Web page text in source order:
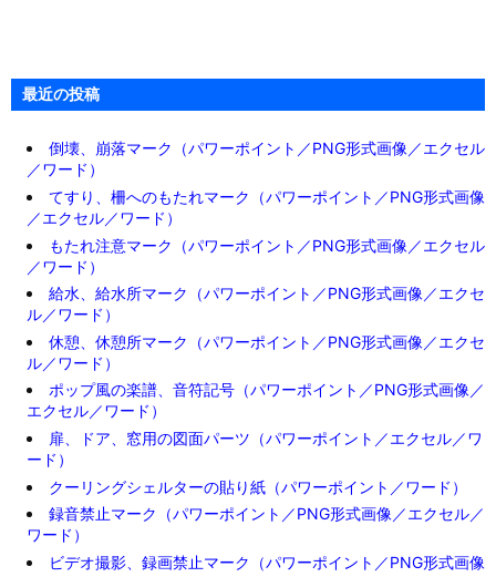
最近の投稿
倒壊、崩落マーク（パワーポイント／PNG形式画像／エクセル
／ワード）
てすり、柵へのもたれマーク（パワーポイント／PNG形式画像
／エクセル／ワード）
もたれ注意マーク（パワーポイント／PNG形式画像／エクセル
／ワード）
給水、給水所マーク（パワーポイント／PNG形式画像／エクセ
ル／ワード）
休憩、休憩所マーク（パワーポイント／PNG形式画像／エクセ
ル／ワード）
ポップ風の楽譜、音符記号（パワーポイント／PNG形式画像／
エクセル／ワード）
扉、ドア、窓用の図面パーツ（パワーポイント／エクセル／ワ
ード）
クーリングシェルターの貼り紙（パワーポイント／ワード）
録音禁止マーク（パワーポイント／PNG形式画像／エクセル／
ワード）
ビデオ撮影、録画禁止マーク（パワーポイント／PNG形式画像